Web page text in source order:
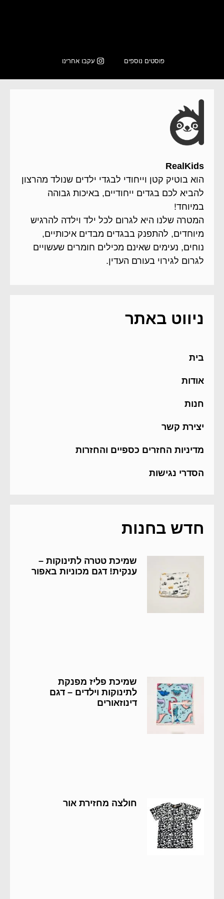
פוסטים נוספים עקבו אחרינו
RealKids
הוא בוטיק קטן וייחודי לבגדי ילדים שנולד מהרצון
להביא לכם בגדים ייחודיים, באיכות גבוהה
במיוחד!
המטרה שלנו היא לגרום לכל ילד וילדה להרגיש
מיוחדים, להתפנק בבגדים מבדים איכותיים,
נוחים, נעימים שאינם מכילים חומרים שעשויים
לגרום לגירוי בעורם העדין.
ניווט באתר
בית
אודות
חנות
יצירת קשר
מדיניות החזרים כספיים והחזרות
הסדרי נגישות
חדש בחנות
שמיכת טטרה לתינוקות –
ענקית! דגם מכוניות באפור
שמיכת פליז מפנקת
לתינוקות וילדים – דגם
דינוזאורים
חולצה מחזירת אור